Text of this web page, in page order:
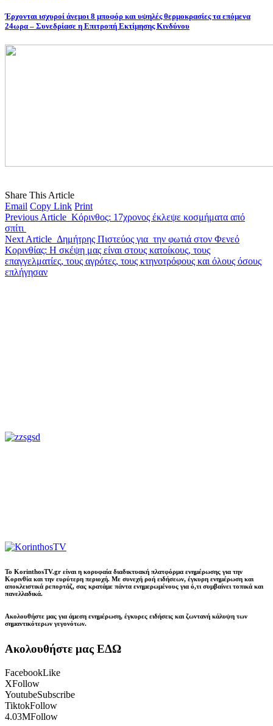
Έρχονται ισχυροί άνεμοι 8 μποφόρ και υψηλές θερμοκρασίες τα επόμενα
24ωρα – Συνεδρίασε η Επιτροπή Εκτίμησης Κινδύνου
Share This Article
Email Copy Link Print
Previous Article Κόρινθος: 17χρονος έκλεψε κοσμήματα από
σπίτι
Next Article Δημήτρης Πιστεύος για την φωτιά στον Φενεό
Κορινθίας: Η σκέψη μας είναι στους κατοίκους, τους
επαγγελματίες, τους αγρότες, τους κτηνοτρόφους και όλους όσους
επλήγησαν
Το KorinthosTV.gr είναι η κορυφαία διαδικτυακή πλατφόρμα ενημέρωσης για την
Κορινθία και την ευρύτερη περιοχή. Με συνεχή ροή ειδήσεων, έγκυρη ενημέρωση και
αποκλειστικά ρεπορτάζ, σας κρατάμε πάντα ενημερωμένους για ό,τι συμβαίνει τοπικά και
πανελλαδικά.
Ακολουθήστε μας για άμεση ενημέρωση, έγκυρες ειδήσεις και ζωντανή κάλυψη των
σημαντικότερων γεγονότων.
Ακολουθήστε μας ΕΔΩ
FacebookLike
XFollow
YoutubeSubscribe
TiktokFollow
4.03MFollow